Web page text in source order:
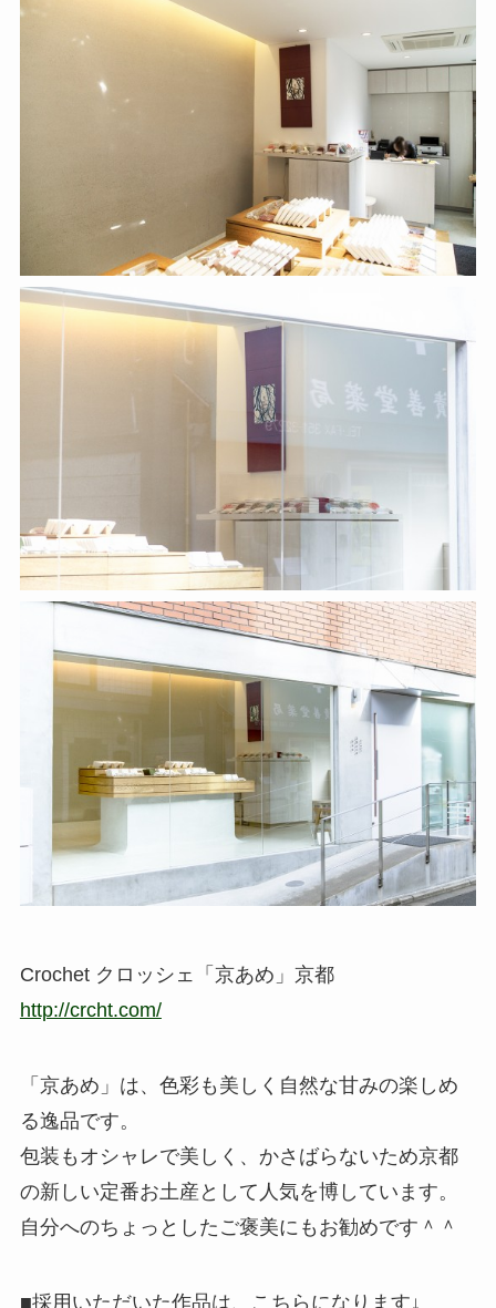
Crochet クロッシェ「京あめ」京都
http://crcht.com/
「京あめ」は、色彩も美しく自然な甘みの楽しめ
る逸品です。
包装もオシャレで美しく、かさばらないため京都
の新しい定番お土産として人気を博しています。
自分へのちょっとしたご褒美にもお勧めです＾＾
■採用いただいた作品は、こちらになります↓